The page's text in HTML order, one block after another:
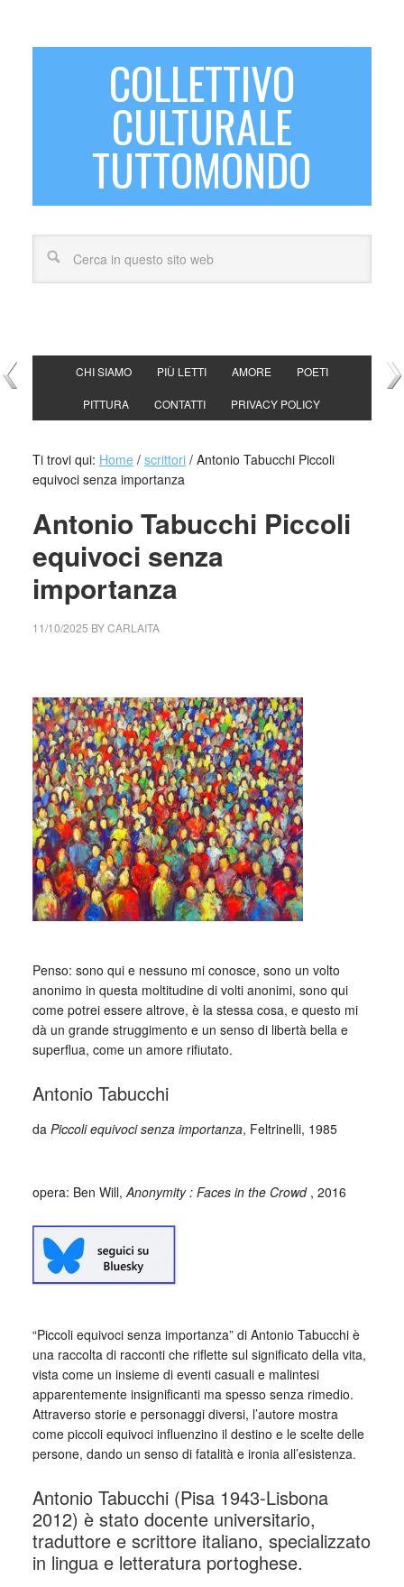
COLLETTIVO
CULTURALE
TUTTOMONDO
CHI SIAMO PIÙ LETTI AMORE POETI
PITTURA CONTATTI PRIVACY POLICY
Ti trovi qui: Home / scrittori /Antonio Tabucchi Piccoli
equivoci senza importanza
Antonio Tabucchi Piccoli
equivoci senza
importanza
11/10/2025 BYCARLAITA
Penso: sono qui e nessuno mi conosce, sono un volto
anonimo in questa moltitudine di volti anonimi, sono qui
come potrei essere altrove, è la stessa cosa, e questo mi
dà un grande struggimento e un senso di libertà bella e
superflua, come un amore rifiutato.
Antonio Tabucchi
da Piccoli equivoci senza importanza, Feltrinelli, 1985
opera: Ben Will,Anonymity : Faces in the Crowd, 2016
“Piccoli equivoci senza importanza” di Antonio Tabucchi è
una raccolta di racconti che riflette sul significato della vita,
vista come un insieme di eventi casuali e malintesi
apparentemente insignificanti ma spesso senza rimedio.
Attraverso storie e personaggi diversi, l’autore mostra
come piccoli equivoci influenzino il destino e le scelte delle
persone, dando un senso di fatalità e ironia all’esistenza.
Antonio Tabucchi (Pisa 1943-Lisbona
2012) è stato docente universitario,
traduttore e scrittore italiano, specializzato
in lingua e letteratura portoghese.